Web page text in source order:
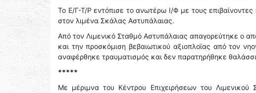
Το Ε/Γ-Τ/Ρ εντόπισε το ανωτέρω Ι/Φ με τους
στον λιμένα Σκάλας Αστυπάλαιας.
Από τον Λιμενικό Σταθμό Αστυπάλαιας απαγορεύτηκε ο
και την προσκόμιση βεβαιωτικού αξιοπλοϊας από τον
αναφέρθηκε τραυματισμός και δεν παρατηρήθηκε
*****
Με μέριμνα του Κέντρου Επιχειρήσεων του